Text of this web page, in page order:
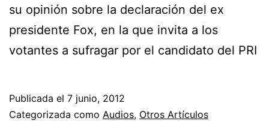
su opinión sobre la declaración del ex
presidente Fox, en la que invita a los
votantes a sufragar por el candidato del PRI
Publicada el 7 junio, 2012
Categorizada como Audios, Otros Artículos